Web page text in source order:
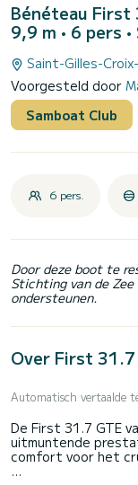
Bénéteau
9,9 m • 6 pers •
Saint-Gilles-
Voorgesteld door
Samboat Club
6 pers.
Door deze boot te
Stichting van de
ondersteunen.
Over First 31.7
Automatisch vertaalde
De First 31.7 GTE
uitmuntende
comfort voor het